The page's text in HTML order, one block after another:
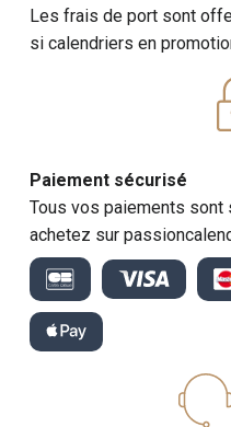
Les frais de port sont
si calendriers en
Paiement sécurisé
Tous vos paiements
achetez sur